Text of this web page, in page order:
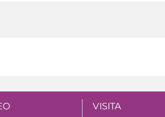
VISITA